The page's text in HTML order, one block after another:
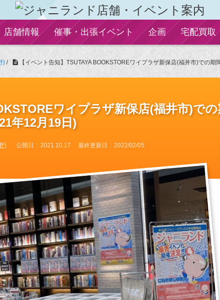
店舗情報 催事・出張イベント 企画 宅配買取
) / 【イベント告知】TSUTAYA BOOKSTOREワイプラザ新保店(福井市)での
ワイプラザ新保店(福井市)での
年12月19日)
) 公開日 2021.10.17 最終更新日 2022/02/05